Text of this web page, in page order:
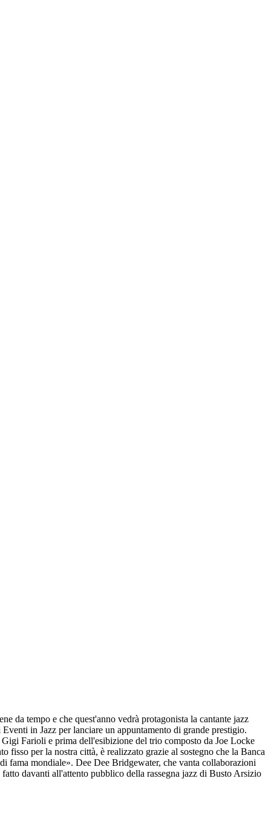
da tempo e che quest'anno vedrà protagonista la cantante jazz
in Jazz per lanciare un appuntamento di grande prestigio.
Farioli e prima dell'esibizione del trio composto da Joe Locke
per la nostra città, è realizzato grazie al sostegno che la Banca
fama mondiale». Dee Dee Bridgewater, che vanta collaborazioni
davanti all'attento pubblico della rassegna jazz di Busto Arsizio